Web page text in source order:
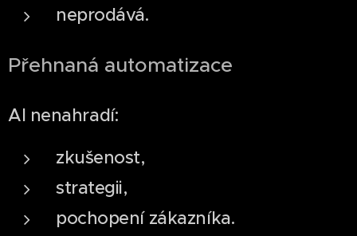
neprodává.
Přehnaná automatizace
AI nenahradí:
zkušenost,
strategii,
pochopení zákazníka.